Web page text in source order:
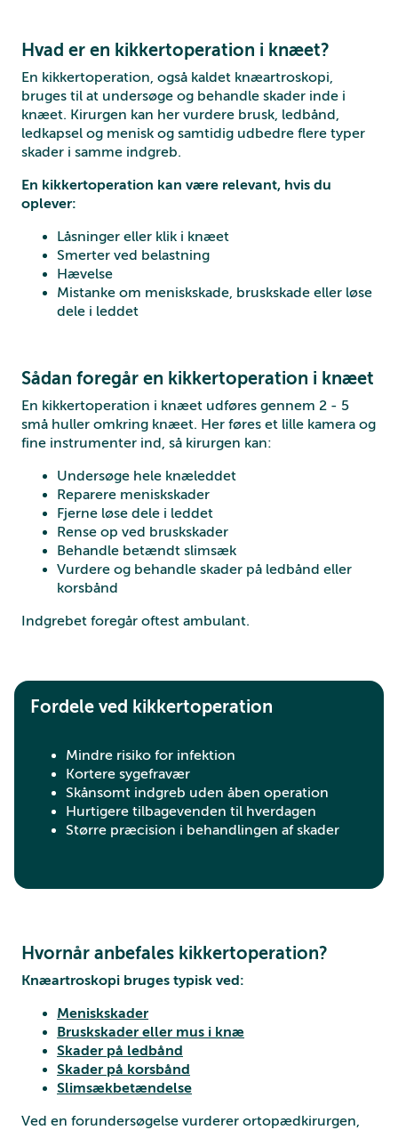
Hvad er en kikkertoperation i knæet?
En kikkertoperation, også kaldet knæartroskopi,
bruges til at undersøge og behandle skader inde i
knæet. Kirurgen kan her vurdere brusk, ledbånd,
ledkapsel og menisk og samtidig udbedre flere typer
skader i samme indgreb.
En kikkertoperation kan være relevant, hvis du
oplever:
Låsninger eller klik i knæet
Smerter ved belastning
Hævelse
Mistanke om meniskskade, bruskskade eller løse
dele i leddet
Sådan foregår en kikkertoperation i knæet
En kikkertoperation i knæet udføres gennem 2 - 5
små huller omkring knæet. Her føres et lille kamera og
fine instrumenter ind, så kirurgen kan:
Undersøge hele knæleddet
Reparere meniskskader
Fjerne løse dele i leddet
Rense op ved bruskskader
Behandle betændt slimsæk
Vurdere og behandle skader på ledbånd eller
korsbånd
Indgrebet foregår oftest ambulant.
Fordele ved kikkertoperation
Mindre risiko for infektion
Kortere sygefravær
Skånsomt indgreb uden åben operation
Hurtigere tilbagevenden til hverdagen
Større præcision i behandlingen af skader
Hvornår anbefales kikkertoperation?
Knæartroskopi bruges typisk ved:
Meniskskader
Bruskskader eller mus i knæ
Skader på ledbånd
Skader på korsbånd
Slimsækbetændelse
Ved en forundersøgelse vurderer ortopædkirurgen,